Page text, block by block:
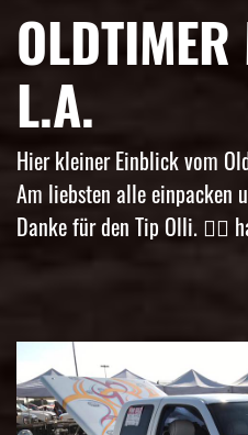
L.A.
Hier kleiner Einblick vom
Am liebsten alle einpacken
Danke für den Tip Olli. 👍🏼